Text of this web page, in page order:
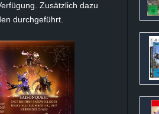
Zusätzlich dazu
durchgeführt.